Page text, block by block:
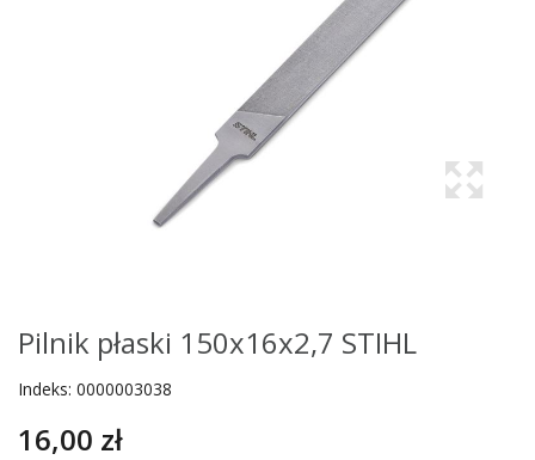
Pilnik płaski 150x16x2,7 STIHL
Indeks: 0000003038
16,00 zł